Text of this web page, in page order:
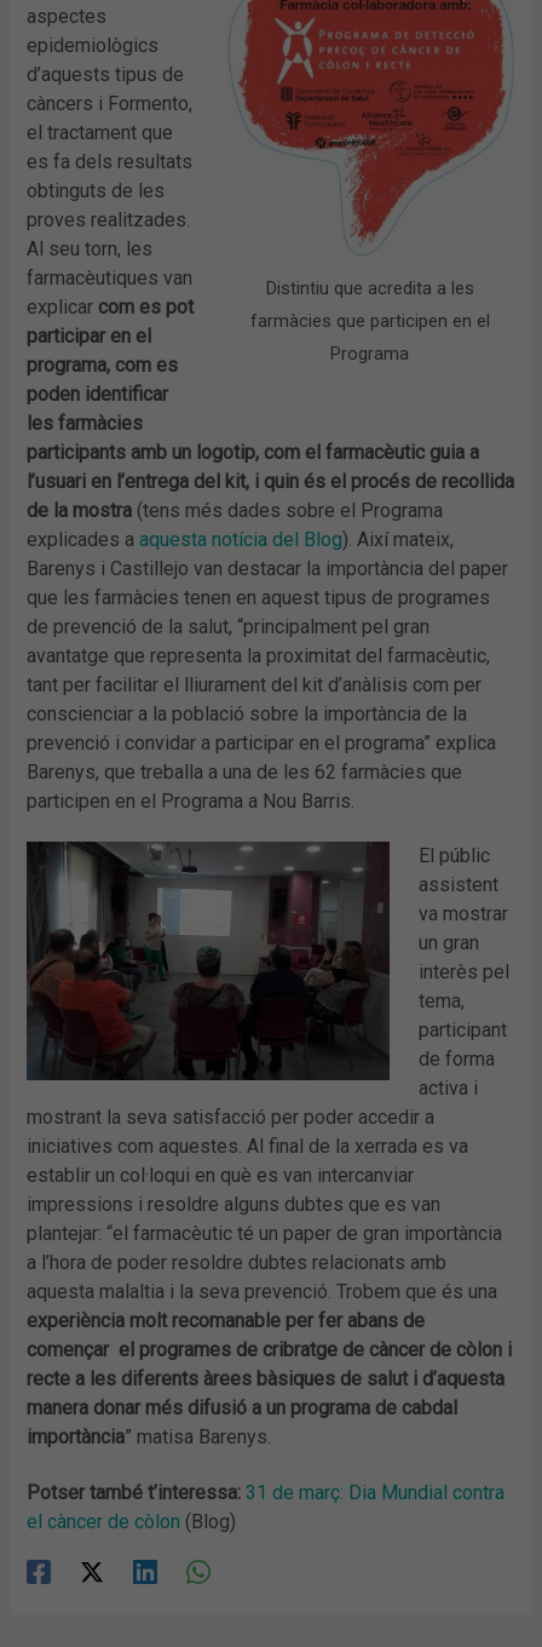
Distintiu que acredita a les
farmàcies que participen en el
Programa
aspectes
epidemiològics
d’aquests tipus de
càncers i Formento,
el tractament que
es fa dels resultats
obtinguts de les
proves realitzades.
Al seu torn, les
farmacèutiques van
explicar com es pot
participar en el
programa, com es
poden identificar
les farmàcies
participants amb un logotip, com el farmacèutic guia a
l’usuari en l’entrega del kit, i quin és el procés de recollida
de la mostra (tens més dades sobre el Programa
explicades aaquesta notícia del Blog). Així mateix,
Barenys i Castillejo van destacar la importància del paper
que les farmàcies tenen en aquest tipus de programes
de prevenció de la salut, “principalment pel gran
avantatge que representa la proximitat del farmacèutic,
tant per facilitar el lliurament del kit d’anàlisis com per
conscienciar a la població sobre la importància de la
prevenció i convidar a participar en el programa” explica
Barenys, que treballa a una de les 62 farmàcies que
participen en el Programa a Nou Barris.
El públic
assistent
va mostrar
un gran
interès pel
tema,
participant
de forma
activa i
mostrant la seva satisfacció per poder accedir a
iniciatives com aquestes. Al final de la xerrada es va
establir un col·loqui en què es van intercanviar
impressions i resoldre alguns dubtes que es van
plantejar: “el farmacèutic té un paper de gran importància
a l’hora de poder resoldre dubtes relacionats amb
aquesta malaltia i la seva prevenció. Trobem que és una
experiència molt recomanable per fer abans de
començar el programes de cribratge de càncer de còlon i
recte a les diferents àrees bàsiques de salut i d’aquesta
manera donar més difusió a un programa de cabdal
importància” matisa Barenys.
Potser també t’interessa: 31 de març: Dia Mundial contra
el càncer de còlon (Blog)